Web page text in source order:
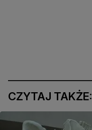
CZYTAJ TAKŻE: